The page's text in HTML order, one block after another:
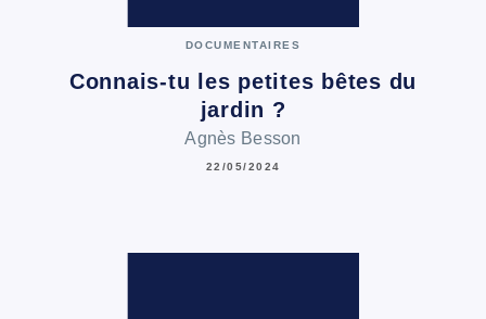
DOCUMENTAIRES
Connais-tu les petites bêtes du
jardin ?
Agnès Besson
22/05/2024